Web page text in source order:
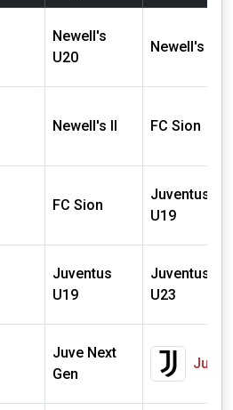
Newell's
U20
Newell's II
Newell's II FC Sion
FC Sion
Juventus
U19
Juventus
U19
Juventus
U23
Juve Next
Gen